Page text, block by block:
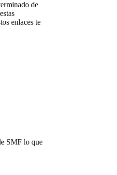
de
enlaces te
SMF lo que